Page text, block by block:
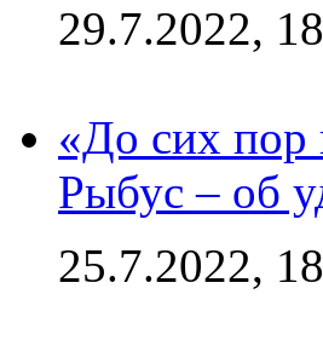
29.7.2022,
«До сих пор
Рыбус – об
25.7.2022,